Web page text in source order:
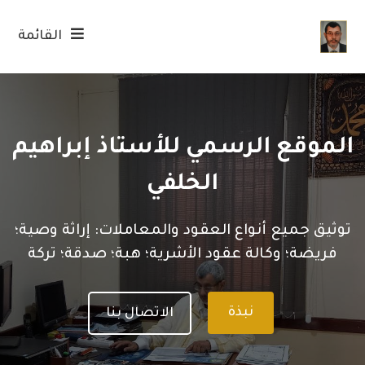
القائمة
الموقع الرسمي للأستاذ إبراهيم
الخلفي
توثيق جميع أنواع العقود والمعاملات: إراثة وصية؛
فريضة؛ وكالة عقود الأشرية؛ هبة؛ صدقة؛ تركة
نبذة الاتصال بنا